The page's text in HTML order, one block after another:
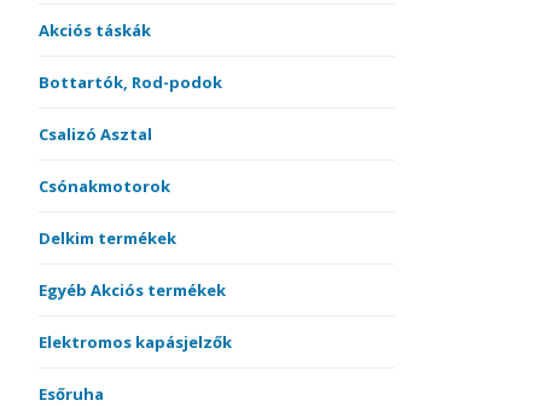
Akciós táskák
Bottartók, Rod-podok
Csalizó Asztal
Csónakmotorok
Delkim termékek
Egyéb Akciós termékek
Elektromos kapásjelzők
Esőruha